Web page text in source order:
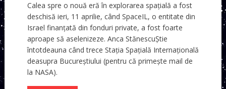
Calea spre o nouă eră în explorarea spațială a fost
deschisă ieri, 11 aprilie, când SpaceIL, o entitate din
Israel finanțată din fonduri private, a fost foarte
aproape să aselenizeze. Anca StănescuȘtie
întotdeauna când trece Stația Spațială Internațională
deasupra Bucureștiului (pentru că primește mail de
la NASA).